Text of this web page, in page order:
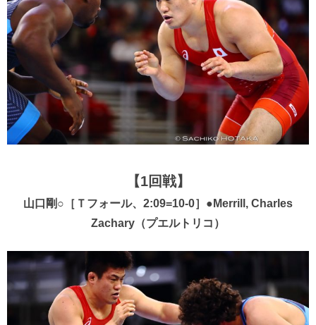
【1回戦】
山口剛○［Ｔフォール、2:09=10-0］●Merrill, Charles
Zachary（プエルトリコ）